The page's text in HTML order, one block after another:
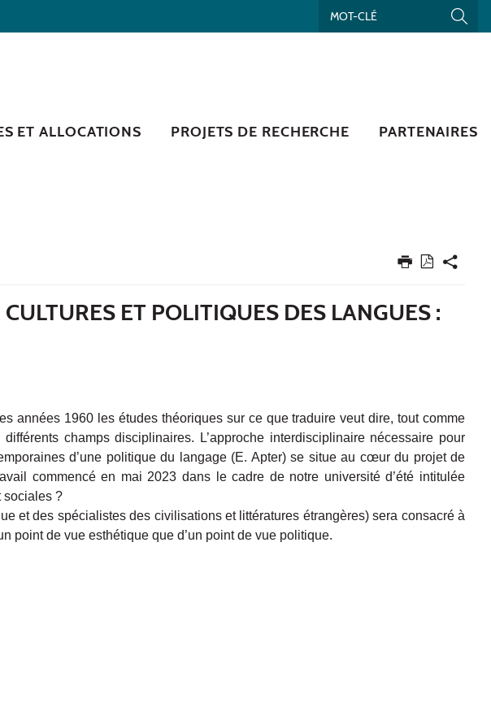
ET ALLOCATIONS PROJETS DE RECHERCHE PARTENAIRES
ET POLITIQUES DES LANGUES :
années 1960 les études théoriques sur ce que traduire veut dire, tout comme
champs disciplinaires. L’approche interdisciplinaire nécessaire pour
d’une politique du langage (E. Apter) se situe au cœur du projet de
commencé en mai 2023 dans le cadre de notre université d’été intitulée
sociales ?
et des spécialistes des civilisations et littératures étrangères) sera consacré à
point de vue esthétique que d’un point de vue politique.